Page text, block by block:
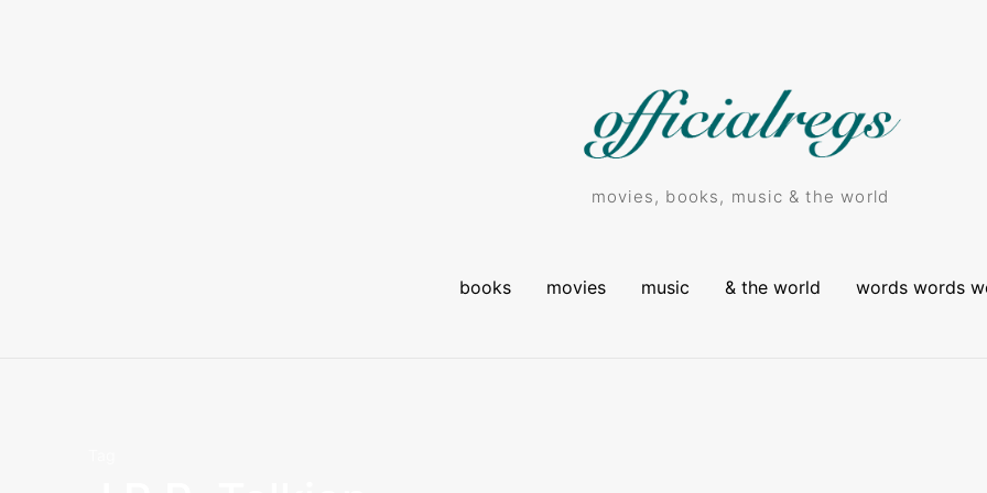
movies, books, music & the world
books movies music & the world words words